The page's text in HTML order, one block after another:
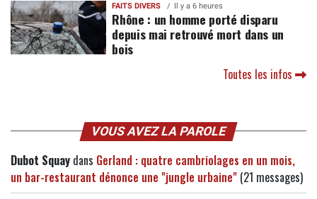
FAITS DIVERS Il y a 6 heures
Rhône : un homme porté disparu
depuis mai retrouvé mort dans un
bois
Toutes les infos
VOUS AVEZ LA PAROLE
Dubot Squay dans Gerland : quatre cambriolages en un mois,
un bar-restaurant dénonce une "jungle urbaine" (21 messages)